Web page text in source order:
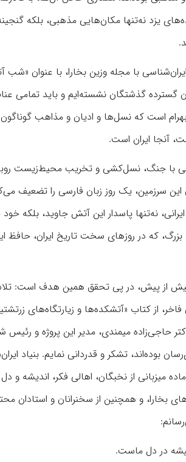
یزد نه‌تنها مکان‌هایی مذهبی، بلکه
با مجله وزین بخارا، با عنوان «شب
گسترده گذشتگان نشسته‌ایم و باید تمامی
است که نسل‌ها و ادیان و مذاهب گوناگون
آنجا ایران است.
با جنگ، نسل‌کشی و تخریب محیط‌زیست
سرزمین، یک روز زبان فارسی را تضعیف
نه‌تنها پاسدار این آتش جاوید، بلکه
بزرگ، که در روزهای سخت تاریخ ایران، حافظ
بیش از پیش، در پی تحقق همین هدف است:
از کتاب «آتشکده‌ها و زیارتگاه‌های
حاجی‌زاده میمندی، مدیر این پروژه و رئیس
بوده‌اند، تشکر و قدردانی نمایم. بنیاد
میزبانی از نخبگان، اهالی فکر، اندیشه و
و همچنین از سخنرانان و استادان
در دل ماست.